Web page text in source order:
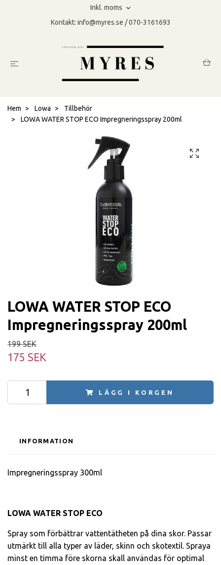
Inkl. moms
Kontakt: info@myres.se / 070-3161693
Hem Lowa
Tillbehör
LOWA WATER STOP ECO Impregneringsspray 200ml
LOWA WATER STOP ECO
Impregneringsspray 200ml
199 SEK
175 SEK
LÄGG I KORGEN
INFORMATION
Impregneringsspray 300ml
LOWA WATER STOP ECO
Spray som förbättrar vattentätheten på dina skor. Passar
utmärkt till alla typer av läder, skinn och skotextil. Spraya
minst en timma före skorna skall användas för optimal